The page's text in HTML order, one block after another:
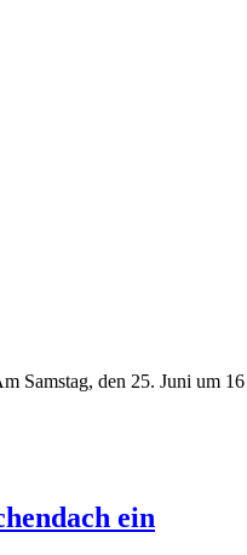
Samstag, den 25. Juni um
ein